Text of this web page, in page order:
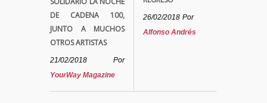
DE CADENA 100,
JUNTO A MUCHOS
OTROS ARTISTAS
21/02/2018
Por
YourWay Magazine
26/02/2018 Por
Alfonso Andrés